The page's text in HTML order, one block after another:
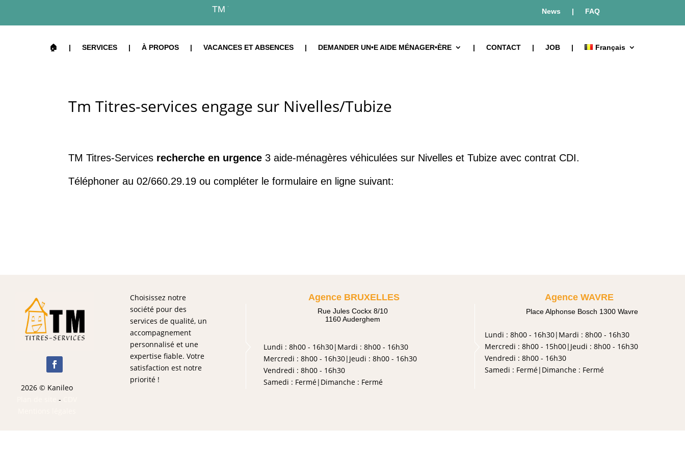
TM Titres-Services : la référence à Bruxelles, en périphérie et dans le Brabant wallon depuis 2007.
News | FAQ
🏠 | SERVICES | À PROPOS | VACANCES ET ABSENCES | DEMANDER UN•E AIDE MÉNAGER•ÈRE | CONTACT | JOB | Français
Tm Titres-services engage sur Nivelles/Tubize
TM Titres-Services recherche en urgence 3 aide-ménagères véhiculées sur Nivelles et Tubize avec contrat CDI.
Téléphoner au 02/660.29.19 ou compléter le formulaire en ligne suivant:
2026 © Kanileo
-
Choisissez notre
société pour des
services de qualité, un
accompagnement
personnalisé et une
expertise fiable. Votre
satisfaction est notre
priorité !
Agence BRUXELLES
Rue Jules Cockx 8/10
1160 Auderghem
Lundi : 8h00 - 16h30| Mardi : 8h00 - 16h30
Mercredi : 8h00 - 16h30| Jeudi : 8h00 - 16h30
Vendredi : 8h00 - 16h30
Samedi : Fermé| Dimanche : Fermé
Agence WAVRE
Place Alphonse Bosch 1300 Wavre
Lundi : 8h00 - 16h30| Mardi : 8h00 - 16h30
Mercredi : 8h00 - 15h00| Jeudi : 8h00 - 16h30
Vendredi : 8h00 - 16h30
Samedi : Fermé| Dimanche : Fermé